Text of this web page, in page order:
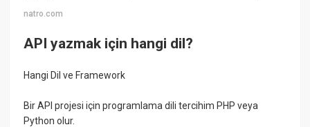
natro.com
API yazmak için hangi dil?
Hangi Dil ve Framework
Bir API projesi için programlama dili tercihim PHP veya
Python olur.